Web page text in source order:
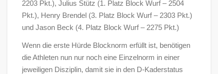
2203 Pkt.), Julius Stütz (1. Platz Block Wurf – 2504
Pkt.), Henry Brendel (3. Platz Block Wurf – 2303 Pkt.)
und Jason Beck (4. Platz Block Wurf – 2275 Pkt.)
Wenn die erste Hürde Blocknorm erfüllt ist, benötigen
die Athleten nun nur noch eine Einzelnorm in einer
jeweiligen Disziplin, damit sie in den D-Kaderstatus